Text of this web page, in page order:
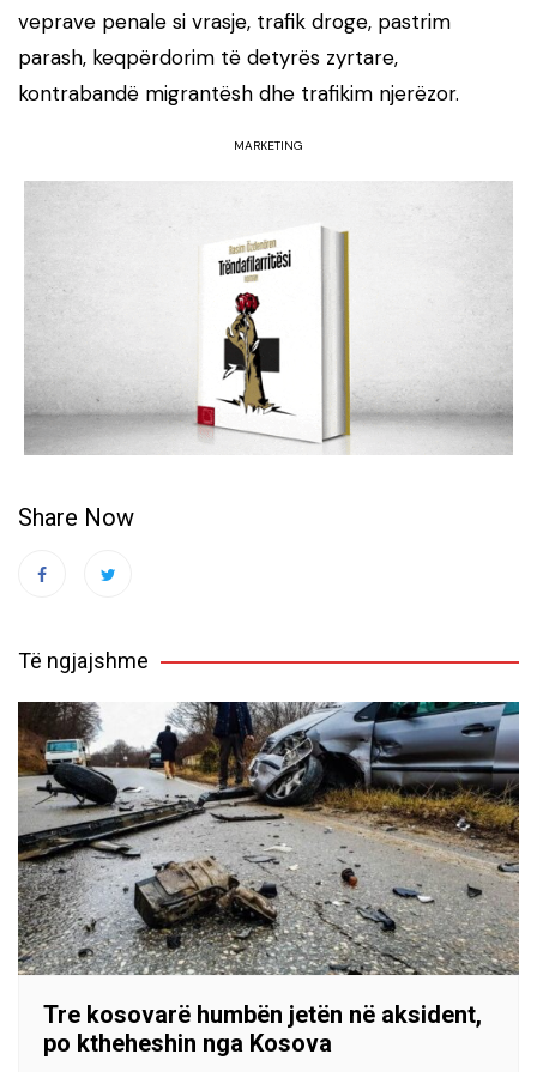
veprave penale si vrasje, trafik droge, pastrim
parash, keqpërdorim të detyrës zyrtare,
kontrabandë migrantësh dhe trafikim njerëzor.
MARKETING
Share Now
Të ngjajshme
Tre kosovarë humbën jetën në aksident,
po ktheheshin nga Kosova